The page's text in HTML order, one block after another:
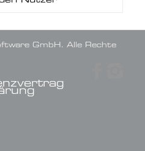
GmbH. Alle Rechte